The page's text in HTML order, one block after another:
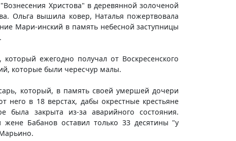
Христова" в деревянной золоченой
Ольга вышила ковер, Наталья пожертвовала
Мари-инский в память небесной заступницы
ежегодно получал от Воскресенского
которые были чересчур малы.
который, в память своей умершей дочери
в 18 верстах, дабы окрестные крестьяне
закрыта из-за аварийного состояния.
Бабанов оставил только 33 десятины "у